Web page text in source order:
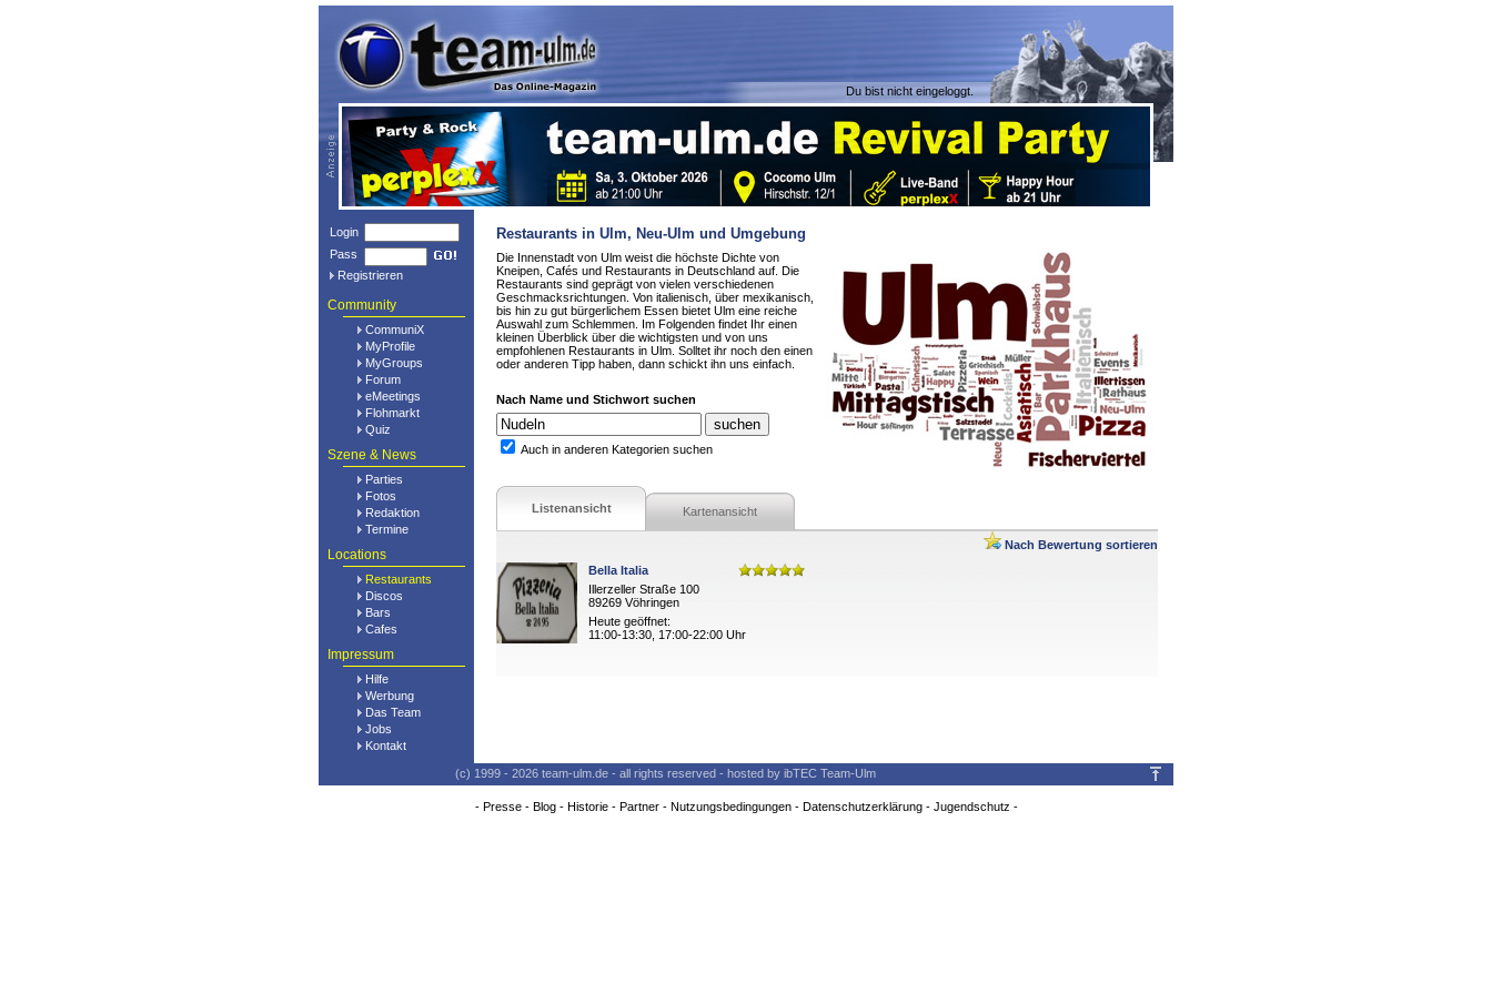
Du bist nicht eingeloggt.
Login
Pass
Registrieren
Community
CommuniX
MyProfile
MyGroups
Forum
eMeetings
Flohmarkt
Quiz
Szene & News
Parties
Fotos
Redaktion
Termine
Locations
Restaurants
Discos
Bars
Cafes
Impressum
Hilfe
Werbung
Das Team
Jobs
Kontakt
Restaurants in Ulm, Neu-Ulm und Umgebung
Die Innenstadt von Ulm weist die höchste Dichte von
Kneipen, Cafés und Restaurants in Deutschland auf. Die
Restaurants sind geprägt von vielen verschiedenen
Geschmacksrichtungen. Von italienisch, über mexikanisch,
bis hin zu gut bürgerlichem Essen bietet Ulm eine reiche
Auswahl zum Schlemmen. Im Folgenden findet Ihr einen
kleinen Überblick über die wichtigsten und von uns
empfohlenen Restaurants in Ulm. Solltet ihr noch den einen
oder anderen Tipp haben, dann schickt ihn uns einfach.
Nach Name und Stichwort suchen
Auch in anderen Kategorien suchen
Listenansicht Kartenansicht
Nach Bewertung sortieren
Bella Italia
Illerzeller Straße 100
89269 Vöhringen
Heute geöffnet:
11:00-13:30, 17:00-22:00 Uhr
(c) 1999 - 2026 team-ulm.de - all rights reserved - hosted by ibTEC Team-Ulm
- Presse- Blog- Historie- Partner- Nutzungsbedingungen- Datenschutzerklärung- Jugendschutz -